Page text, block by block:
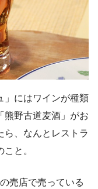
」にはワインが種類
熊野古道麦酒」がお
ら、なんとレストラ
と。
売店で売っている